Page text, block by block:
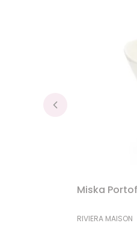
Miska
PRODUCENT
RIVIERA MAISON